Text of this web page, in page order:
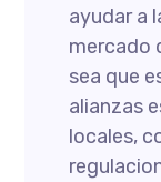
ayudar a
mercado
sea que
alianzas
locales,